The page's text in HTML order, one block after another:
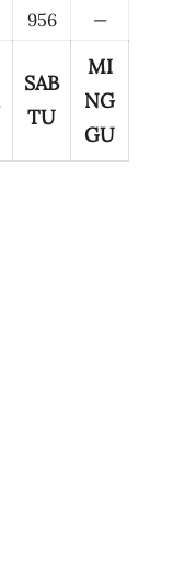
956 —
SAB
TU
MI
NG
GU